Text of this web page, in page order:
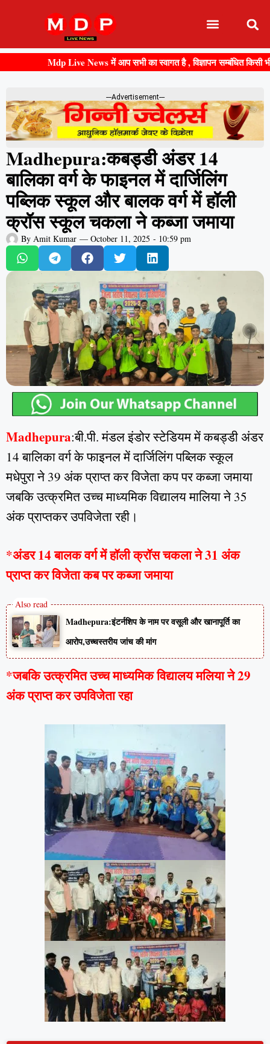
Mdp Live News में आप सभी का स्वागत है , विज्ञापन सम्बंधित किसी भी
---Advertisement---
Madhepura:कबड्डी अंडर 14
बालिका वर्ग के फाइनल में दार्जिलिंग
पब्लिक स्कूल और बालक वर्ग में हॉली
क्रॉस स्कूल चकला ने कब्जा जमाया
By Amit Kumar — October 11, 2025 - 10:59 pm
Madhepura:बी.पी. मंडल इंडोर स्टेडियम में कबड्डी अंडर
14 बालिका वर्ग के फाइनल में दार्जिलिंग पब्लिक स्कूल
मधेपुरा ने 39 अंक प्राप्त कर विजेता कप पर कब्जा जमाया
जबकि उत्क्रमित उच्च माध्यमिक विद्यालय मालिया ने 35
अंक प्राप्तकर उपविजेता रही।
*अंडर 14 बालक वर्ग में हॉली क्रॉस चकला ने 31 अंक
प्राप्त कर विजेता कब पर कब्जा जमाया
Madhepura:इंटर्नशिप के नाम पर वसूली और खानापूर्ति का
आरोप,उच्चस्तरीय जांच की मांग
*जबकि उत्क्रमित उच्च माध्यमिक विद्यालय मलिया ने 29
अंक प्राप्त कर उपविजेता रहा